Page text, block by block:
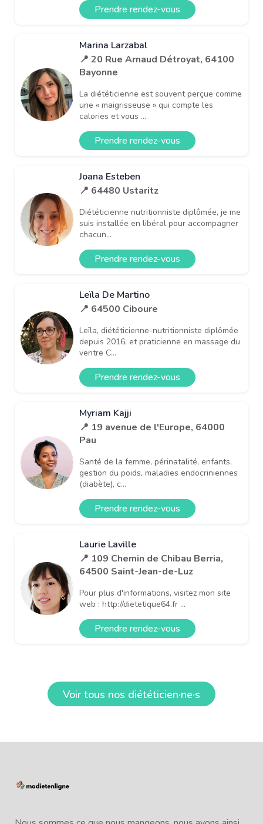
Prendre rendez-vous
Marina Larzabal
📍 20 Rue Arnaud Détroyat, 64100
Bayonne
La diététicienne est souvent perçue comme
une « maigrisseuse » qui compte les
calories et vous ...
Prendre rendez-vous
Joana Esteben
📍 64480 Ustaritz
Diététicienne nutritionniste diplômée, je me
suis installée en libéral pour accompagner
chacun...
Prendre rendez-vous
Leïla De Martino
📍 64500 Ciboure
Leïla, diététicienne-nutritionniste diplômée
depuis 2016, et praticienne en massage du
ventre C...
Prendre rendez-vous
Myriam Kajji
📍 19 avenue de l'Europe, 64000
Pau
Santé de la femme, périnatalité, enfants,
gestion du poids, maladies endocriniennes
(diabète), c...
Prendre rendez-vous
Laurie Laville
📍 109 Chemin de Chibau Berria,
64500 Saint-Jean-de-Luz
Pour plus d'informations, visitez mon site
web : http://dietetique64.fr ...
Prendre rendez-vous
Voir tous nos diététicien·ne·s